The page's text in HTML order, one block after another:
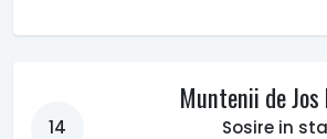
14
Muntenii de
Sosire in